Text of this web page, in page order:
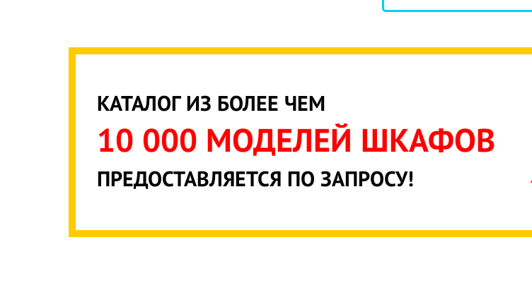
КАТАЛОГ ИЗ БОЛЕЕ ЧЕМ
10 000 МОДЕЛЕЙ ШКАФОВ
ПРЕДОСТАВЛЯЕТСЯ ПО ЗАПРОСУ!